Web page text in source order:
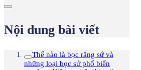
Nội dung bài viết
Thế nào là bọc răng sứ và
những loại bọc sứ phổ biến